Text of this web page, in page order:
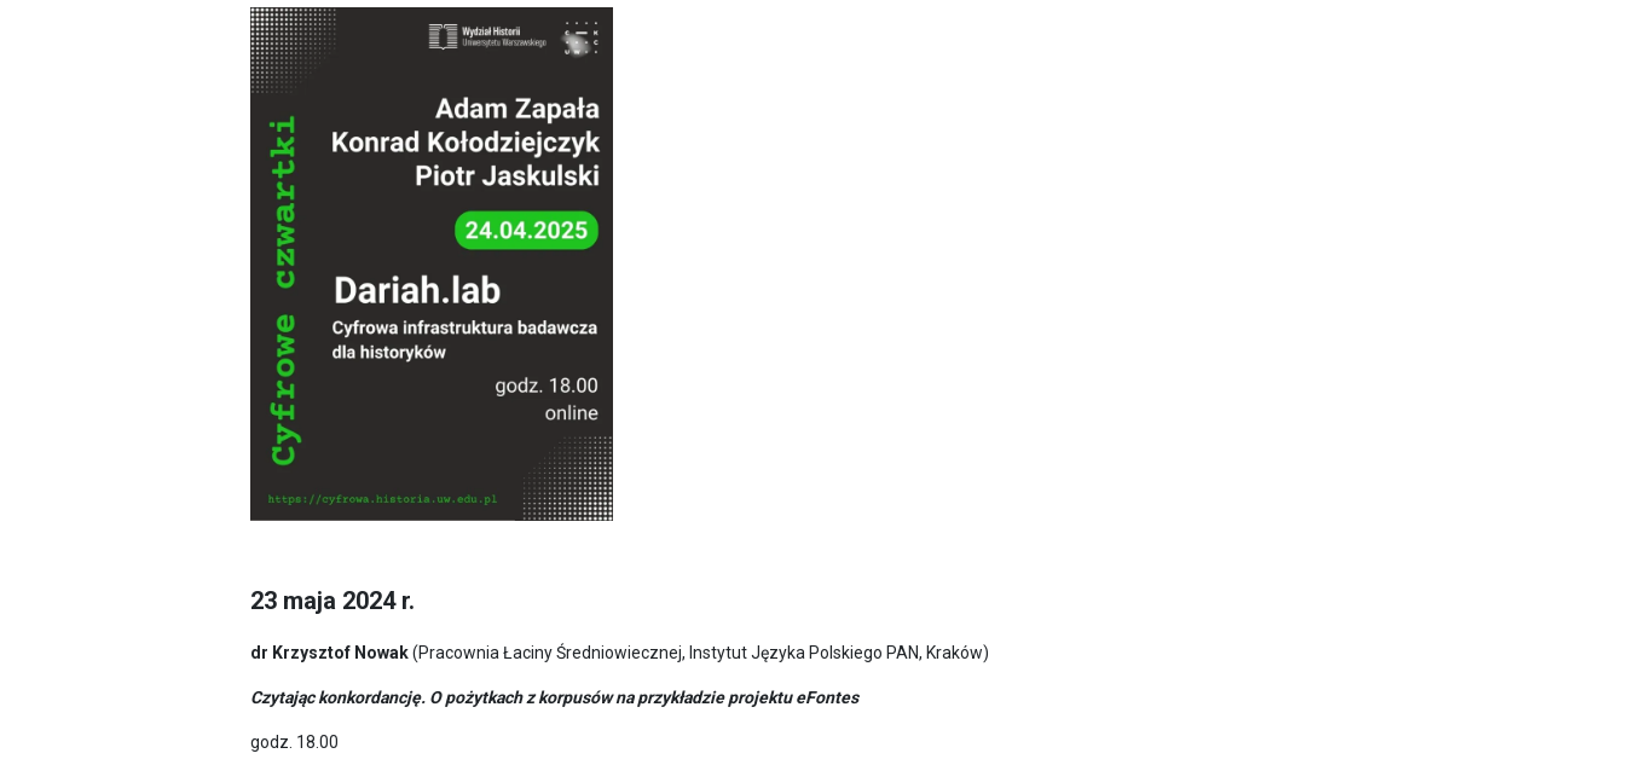
23 maja 2024 r.
dr Krzysztof Nowak(Pracownia Łaciny Średniowiecznej, Instytut Języka Polskiego PAN, Kraków)
Czytając konkordancję. O pożytkach z korpusów na przykładzie projektu eFontes
godz. 18.00